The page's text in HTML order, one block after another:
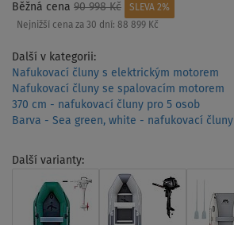
Běžná cena 90 998 Kč
SLEVA 2%
Nejnižší cena za 30 dní: 88 899 Kč
Další v kategorii:
Nafukovací čluny s elektrickým motorem
Nafukovací čluny se spalovacím motorem
370 cm - nafukovací čluny pro 5 osob
Barva - Sea green, white - nafukovací čluny
Další varianty: